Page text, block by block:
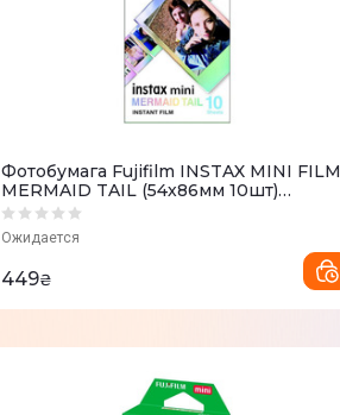
Фотобумага Fujifilm INSTAX MINI FILM
MERMAID TAIL (54х86мм 10шт)
16648402
Ожидается
449₴